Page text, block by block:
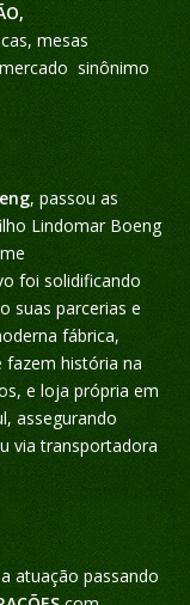
mesas
sinônimo
, passou as
Lindomar Boeng
foi solidificando
suas parcerias e
fábrica,
fazem história na
e loja própria em
assegurando
via transportadora
atuação passando